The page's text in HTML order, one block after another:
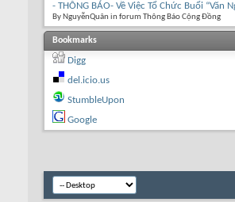
- THÔNG BÁO- Về Việc Tổ Chức Buổi “Văn
By NguyễnQuân in forum Thông Báo Cộng Đồng
Bookmarks
Digg
del.icio.us
StumbleUpon
Google